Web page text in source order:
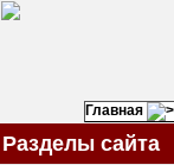
Главная
Разделы сайта